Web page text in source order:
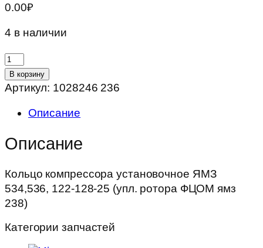
0.00₽
4 в наличии
Количество
товара
Кольцо
установочное
534,536,
128-
25
(упл.
ФЦОМ
В корзину
Артикул: 1028246 236
Описание
Описание
Кольцо компрессора установочное ЯМЗ
534,536, 122-128-25 (упл. ротора ФЦОМ ямз
238)
Категории запчастей